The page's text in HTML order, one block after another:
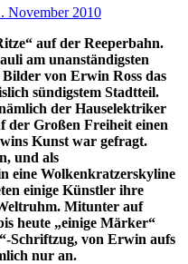
November 2010
auf der Reeperbahn.
am unanständigsten
von Erwin Ross das
sündigstem Stadtteil.
der Hauselektriker
der Großen Freiheit einen
Kunst war gefragt.
und als
eine Wolkenkratzerskyline
einige Künstler ihre
Mitunter auf
heute „einige Märker“
Schriftzug, von Erwin aufs
nur an.